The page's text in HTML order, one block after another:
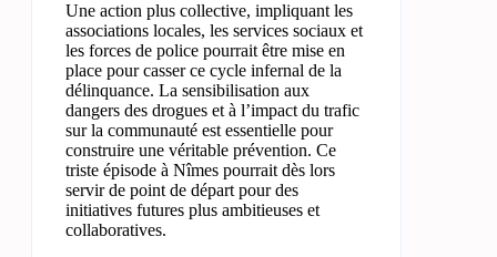
Une action plus collective, impliquant les
associations locales, les services sociaux et
les forces de police pourrait être mise en
place pour casser ce cycle infernal de la
délinquance. La sensibilisation aux
dangers des drogues et à l’impact du trafic
sur la communauté est essentielle pour
construire une véritable prévention. Ce
triste épisode à Nîmes pourrait dès lors
servir de point de départ pour des
initiatives futures plus ambitieuses et
collaboratives.